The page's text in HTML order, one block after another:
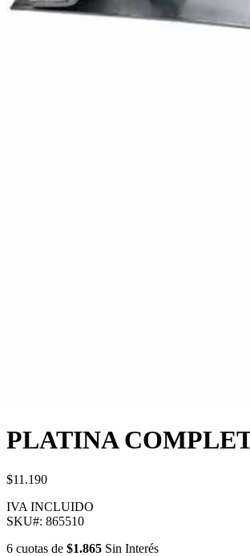
PLATINA
$11.190
IVA INCLUIDO
SKU#: 865510
6 cuotas de $1.865 Sin Interés